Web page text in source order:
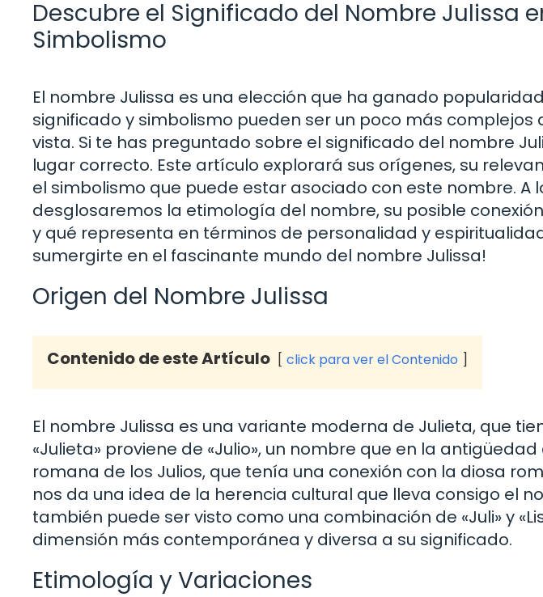
Descubre el Significado del Nombre Julissa
Simbolismo
El nombre Julissa es una elección que ha ganado
significado y simbolismo pueden ser un poco más complejos
vista. Si te has preguntado sobre el significado del nombre
lugar correcto. Este artículo explorará sus orígenes, su
el simbolismo que puede estar asociado con este nombre. A
desglosaremos la etimología del nombre, su posible
y qué representa en términos de personalidad y
sumergirte en el fascinante mundo del nombre Julissa!
Origen del Nombre Julissa
Contenido de este Artículo click para ver el Contenido
El nombre Julissa es una variante moderna de Julieta, que
«Julieta» proviene de «Julio», un nombre que en la
romana de los Julios, que tenía una conexión con la diosa
nos da una idea de la herencia cultural que lleva consigo el
también puede ser visto como una combinación de «Juli» y
dimensión más contemporánea y diversa a su significado.
Etimología y Variaciones